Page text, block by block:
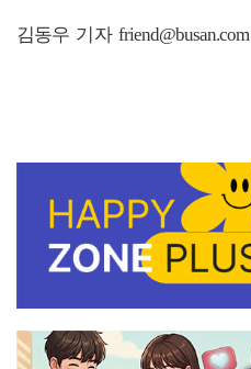
김동우 기자 friend@busan.com